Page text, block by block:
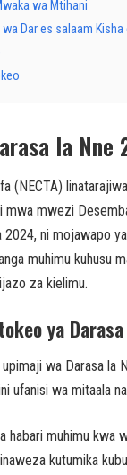
wa Mtihani
Dar es salaam
la Nne
(NECTA)
mwezi
ni mojawapo
muhimu kuhusu
za kielimu.
ya
wa Darasa la
ufanisi wa mitaala
habari muhimu kwa
kutumika